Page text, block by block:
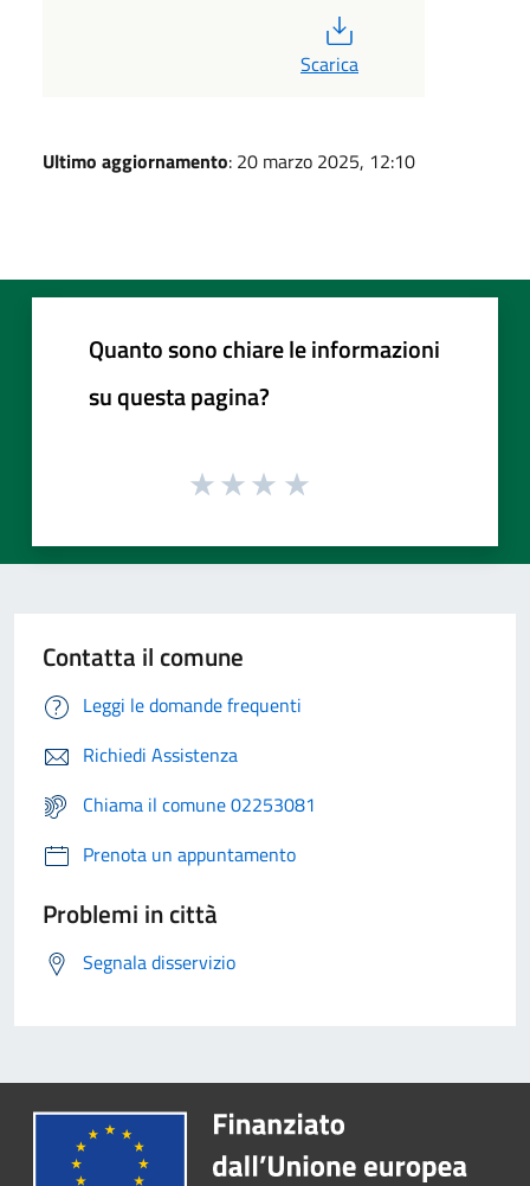
Scarica
Ultimo aggiornamento: 20 marzo 2025, 12:10
Quanto sono chiare le informazioni
su questa pagina?
Contatta il comune
Leggi le domande frequenti
Richiedi Assistenza
Chiama il comune 02253081
Prenota un appuntamento
Problemi in città
Segnala disservizio